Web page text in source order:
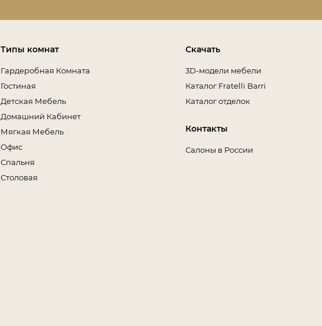
Типы комнат
Гардеробная Комната
Гостиная
Детская Мебель
Домашний Кабинет
Мягкая Мебель
Офис
Спальня
Столовая
Скачать
3D-модели мебели
Каталог Fratelli Barri
Каталог отделок
Контакты
Салоны в России